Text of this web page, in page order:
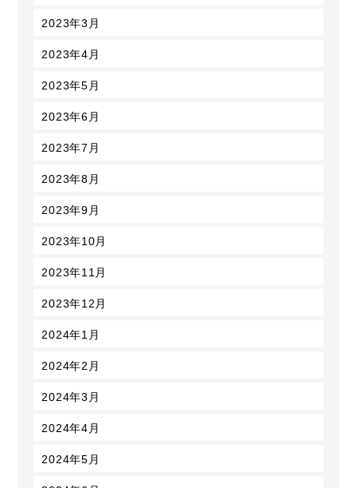
2023年3月
2023年4月
2023年5月
2023年6月
2023年7月
2023年8月
2023年9月
2023年10月
2023年11月
2023年12月
2024年1月
2024年2月
2024年3月
2024年4月
2024年5月